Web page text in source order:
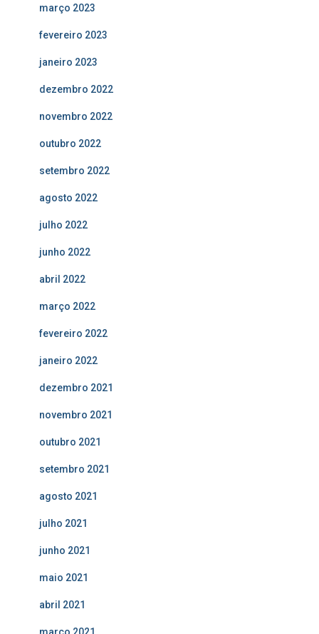
março 2023
fevereiro 2023
janeiro 2023
dezembro 2022
novembro 2022
outubro 2022
setembro 2022
agosto 2022
julho 2022
junho 2022
abril 2022
março 2022
fevereiro 2022
janeiro 2022
dezembro 2021
novembro 2021
outubro 2021
setembro 2021
agosto 2021
julho 2021
junho 2021
maio 2021
abril 2021